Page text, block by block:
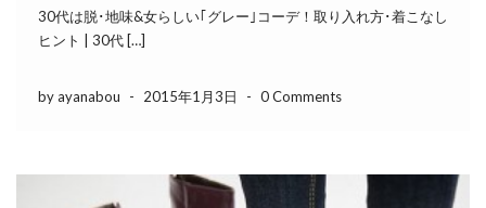
30代は脱･地味&女らしい｢グレー｣コーデ！取り入れ方･着こなし
ヒント | 30代 […]
by ayanabou - 2015年1月3日 - 0 Comments